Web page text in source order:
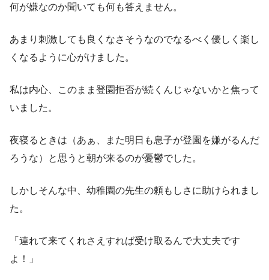
何が嫌なのか聞いても何も答えません。
あまり刺激しても良くなさそうなのでなるべく優しく楽し
くなるように心がけました。
私は内心、このまま登園拒否が続くんじゃないかと焦って
いました。
夜寝るときは（あぁ、また明日も息子が登園を嫌がるんだ
ろうな）と思うと朝が来るのが憂鬱でした。
しかしそんな中、幼稚園の先生の頼もしさに助けられまし
た。
「連れて来てくれさえすれば受け取るんで大丈夫です
よ！」